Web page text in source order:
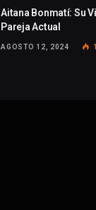
Aitana Bonmatí: Su
Pareja Actual
AGOSTO 12, 2024